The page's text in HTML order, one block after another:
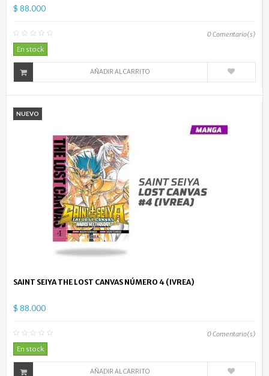
$ 88.000
0Comentario(s)
En stock
AÑADIR AL CARRITO
NUEVO
SAINT SEIYA THE LOST CANVAS NÚMERO 4 (IVREA)
$ 88.000
0Comentario(s)
En stock
AÑADIR AL CARRITO